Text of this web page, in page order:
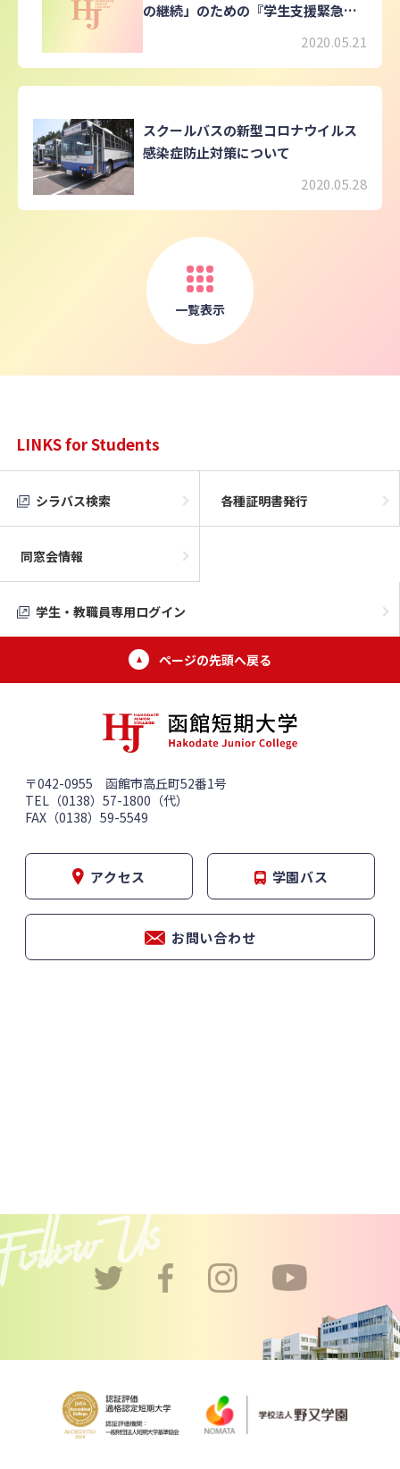
の継続」のための『学生支援緊急給
2020.05.21
スクールバスの新型コロナウイルス
感染症防止対策について
2020.05.28
一覧表示
LINKS for Students
シラバス検索 各種証明書発行
同窓会情報
学生・教職員専用ログイン
ページの先頭へ戻る
〒042-0955 函館市高丘町52番1号
TEL（0138）57-1800（代）
FAX（0138）59-5549
アクセス 学園バス
お問い合わせ